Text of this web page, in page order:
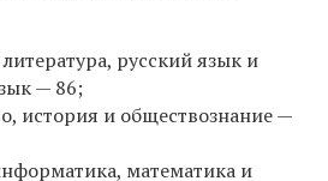
русский язык и
— 86;
история и обществознание —
математика и